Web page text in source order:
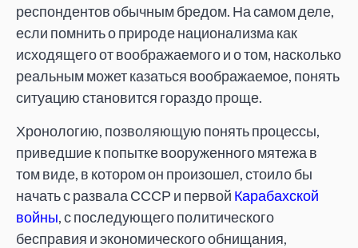
респондентов обычным бредом. На самом деле,
если помнить о природе национализма как
исходящего от воображаемого и о том, насколько
реальным может казаться воображаемое, понять
ситуацию становится гораздо проще.
Хронологию, позволяющую понять процессы,
приведшие к попытке вооруженного мятежа в
том виде, в котором он произошел, стоило бы
начать с развала СССР и первой Карабахской
войны, с последующего политического
бесправия и экономического обнищания,